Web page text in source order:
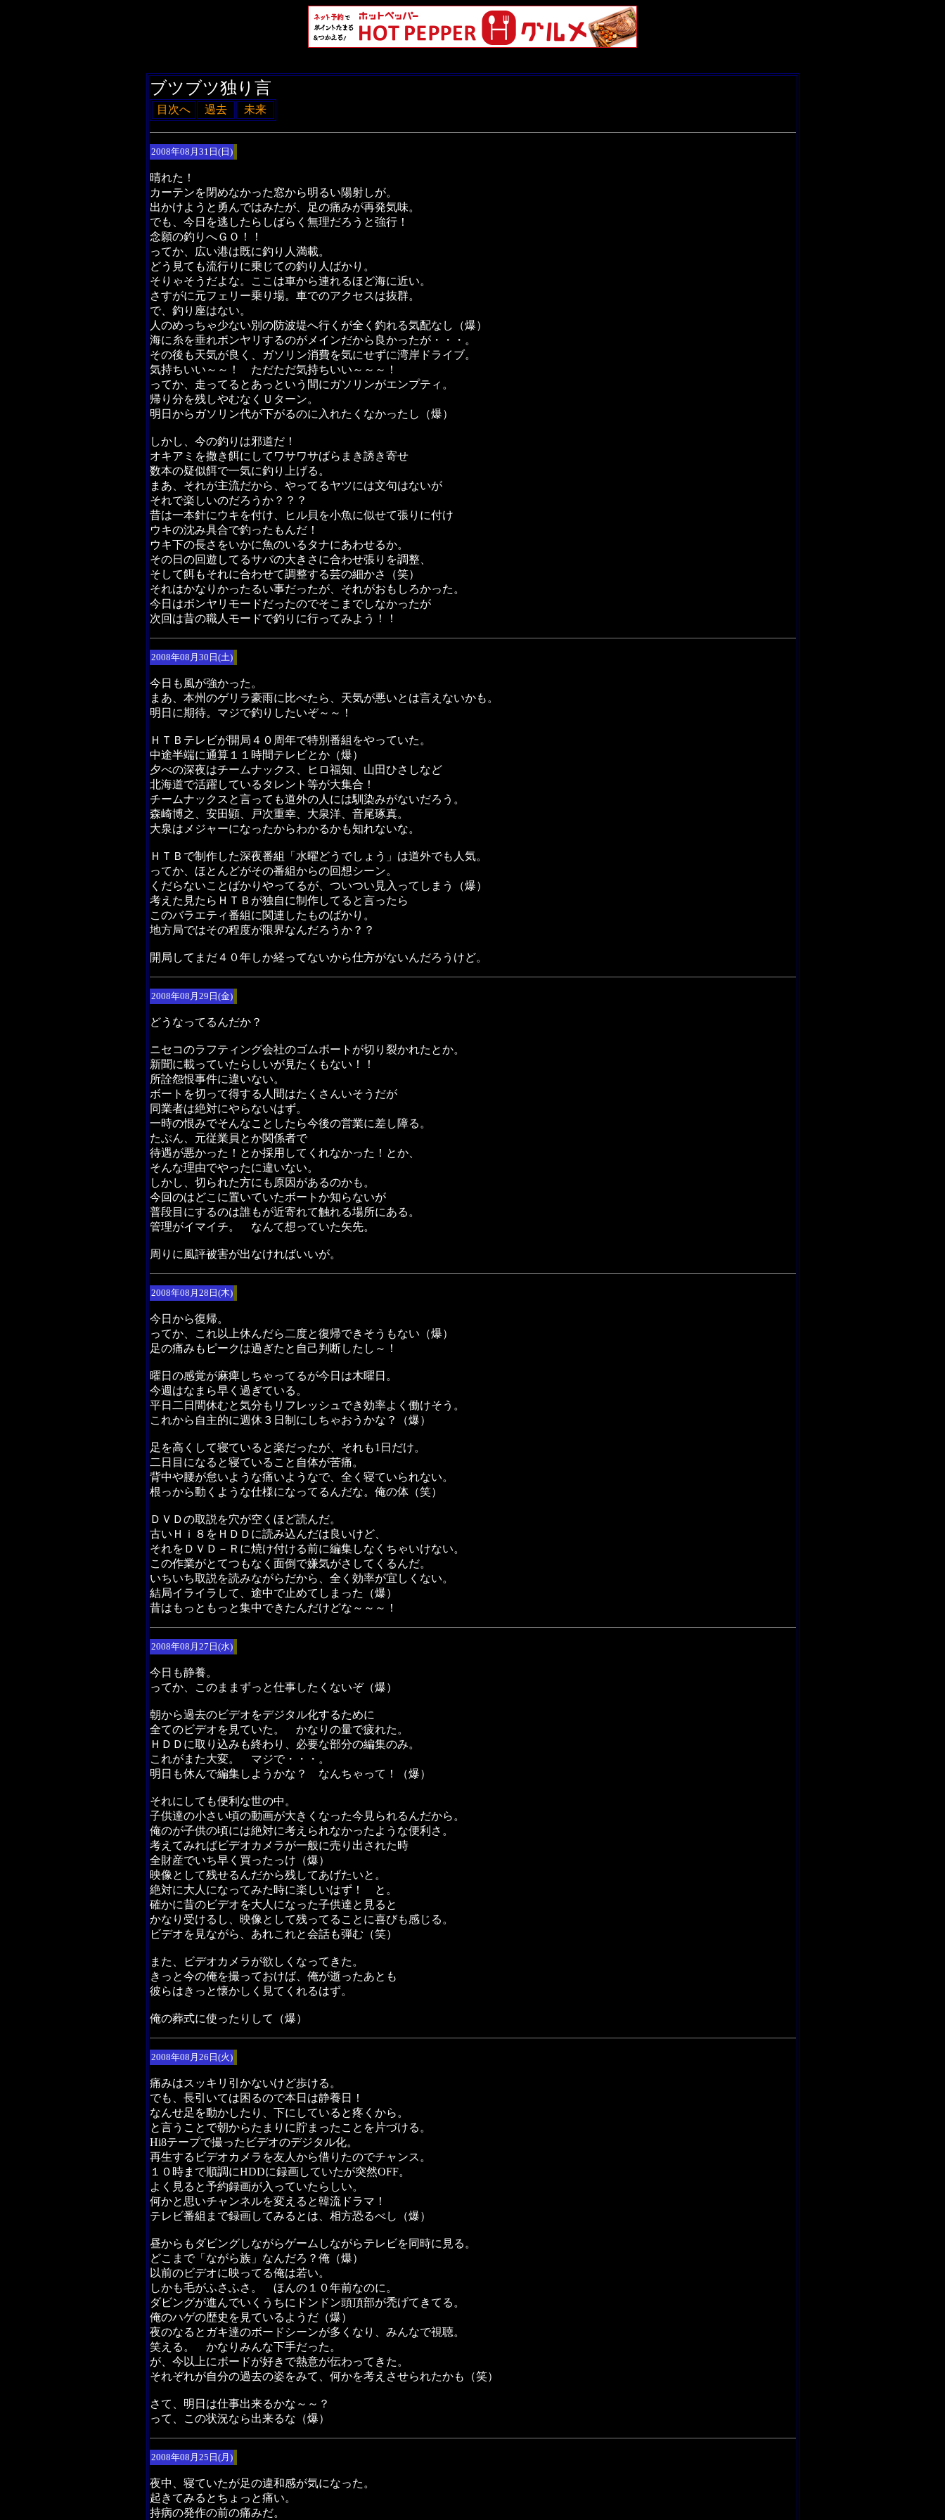
ブツブツ独り言
目次へ 過去 未来
2008年08月31日(日)
晴れた！
カーテンを閉めなかった窓から明るい陽射しが。
出かけようと勇んではみたが、足の痛みが再発気味。
でも、今日を逃したらしばらく無理だろうと強行！
念願の釣りへＧＯ！！
ってか、広い港は既に釣り人満載。
どう見ても流行りに乗じての釣り人ばかり。
そりゃそうだよな。ここは車から連れるほど海に近い。
さすがに元フェリー乗り場。車でのアクセスは抜群。
で、釣り座はない。
人のめっちゃ少ない別の防波堤へ行くが全く釣れる気配なし（爆）
海に糸を垂れボンヤリするのがメインだから良かったが・・・。
その後も天気が良く、ガソリン消費を気にせずに湾岸ドライブ。
気持ちいい～～！ ただただ気持ちいい～～～！
ってか、走ってるとあっという間にガソリンがエンプティ。
帰り分を残しやむなくＵターン。
明日からガソリン代が下がるのに入れたくなかったし（爆）
しかし、今の釣りは邪道だ！
オキアミを撒き餌にしてワサワサばらまき誘き寄せ
数本の疑似餌で一気に釣り上げる。
まあ、それが主流だから、やってるヤツには文句はないが
それで楽しいのだろうか？？？
昔は一本針にウキを付け、ヒル貝を小魚に似せて張りに付け
ウキの沈み具合で釣ったもんだ！
ウキ下の長さをいかに魚のいるタナにあわせるか。
その日の回遊してるサバの大きさに合わせ張りを調整、
そして餌もそれに合わせて調整する芸の細かさ（笑）
それはかなりかったるい事だったが、それがおもしろかった。
今日はボンヤリモードだったのでそこまでしなかったが
次回は昔の職人モードで釣りに行ってみよう！！
2008年08月30日(土)
今日も風が強かった。
まあ、本州のゲリラ豪雨に比べたら、天気が悪いとは言えないかも。
明日に期待。マジで釣りしたいぞ～～！
ＨＴＢテレビが開局４０周年で特別番組をやっていた。
中途半端に通算１１時間テレビとか（爆）
夕べの深夜はチームナックス、ヒロ福知、山田ひさしなど
北海道で活躍しているタレント等が大集合！
チームナックスと言っても道外の人には馴染みがないだろう。
森崎博之、安田顕、戸次重幸、大泉洋、音尾琢真。
大泉はメジャーになったからわかるかも知れないな。
ＨＴＢで制作した深夜番組「水曜どうでしょう」は道外でも人気。
ってか、ほとんどがその番組からの回想シーン。
くだらないことばかりやってるが、ついつい見入ってしまう（爆）
考えた見たらＨＴＢが独自に制作してると言ったら
このバラエティ番組に関連したものばかり。
地方局ではその程度が限界なんだろうか？？
開局してまだ４０年しか経ってないから仕方がないんだろうけど。
2008年08月29日(金)
どうなってるんだか？
ニセコのラフティング会社のゴムボートが切り裂かれたとか。
新聞に載っていたらしいが見たくもない！！
所詮怨恨事件に違いない。
ボートを切って得する人間はたくさんいそうだが
同業者は絶対にやらないはず。
一時の恨みでそんなことしたら今後の営業に差し障る。
たぶん、元従業員とか関係者で
待遇が悪かった！とか採用してくれなかった！とか、
そんな理由でやったに違いない。
しかし、切られた方にも原因があるのかも。
今回のはどこに置いていたボートか知らないが
普段目にするのは誰もが近寄れて触れる場所にある。
管理がイマイチ。 なんて想っていた矢先。
周りに風評被害が出なければいいが。
2008年08月28日(木)
今日から復帰。
ってか、これ以上休んだら二度と復帰できそうもない（爆）
足の痛みもピークは過ぎたと自己判断したし～！
曜日の感覚が麻痺しちゃってるが今日は木曜日。
今週はなまら早く過ぎている。
平日二日間休むと気分もリフレッシュでき効率よく働けそう。
これから自主的に週休３日制にしちゃおうかな？（爆）
足を高くして寝ていると楽だったが、それも1日だけ。
二日目になると寝ていること自体が苦痛。
背中や腰が怠いような痛いようなで、全く寝ていられない。
根っから動くような仕様になってるんだな。俺の体（笑）
ＤＶＤの取説を穴が空くほど読んだ。
古いＨｉ８をＨＤＤに読み込んだは良いけど、
それをＤＶＤ－Ｒに焼け付ける前に編集しなくちゃいけない。
この作業がとてつもなく面倒で嫌気がさしてくるんだ。
いちいち取説を読みながらだから、全く効率が宜しくない。
結局イライラして、途中で止めてしまった（爆）
昔はもっともっと集中できたんだけどな～～～！
2008年08月27日(水)
今日も静養。
ってか、このままずっと仕事したくないぞ（爆）
朝から過去のビデオをデジタル化するために
全てのビデオを見ていた。 かなりの量で疲れた。
ＨＤＤに取り込みも終わり、必要な部分の編集のみ。
これがまた大変。 マジで・・・。
明日も休んで編集しようかな？ なんちゃって！（爆）
それにしても便利な世の中。
子供達の小さい頃の動画が大きくなった今見られるんだから。
俺のが子供の頃には絶対に考えられなかったような便利さ。
考えてみればビデオカメラが一般に売り出された時
全財産でいち早く買ったっけ（爆）
映像として残せるんだから残してあげたいと。
絶対に大人になってみた時に楽しいはず！ と。
確かに昔のビデオを大人になった子供達と見ると
かなり受けるし、映像として残ってることに喜びも感じる。
ビデオを見ながら、あれこれと会話も弾む（笑）
また、ビデオカメラが欲しくなってきた。
きっと今の俺を撮っておけば、俺が逝ったあとも
彼らはきっと懐かしく見てくれるはず。
俺の葬式に使ったりして（爆）
2008年08月26日(火)
痛みはスッキリ引かないけど歩ける。
でも、長引いては困るので本日は静養日！
なんせ足を動かしたり、下にしていると疼くから。
と言うことで朝からたまりに貯まったことを片づける。
Hi8テープで撮ったビデオのデジタル化。
再生するビデオカメラを友人から借りたのでチャンス。
１０時まで順調にHDDに録画していたが突然OFF。
よく見ると予約録画が入っていたらしい。
何かと思いチャンネルを変えると韓流ドラマ！
テレビ番組まで録画してみるとは、相方恐るべし（爆）
昼からもダビングしながらゲームしながらテレビを同時に見る。
どこまで「ながら族」なんだろ？俺（爆）
以前のビデオに映ってる俺は若い。
しかも毛がふさふさ。 ほんの１０年前なのに。
ダビングが進んでいくうちにドンドン頭頂部が禿げてきてる。
俺のハゲの歴史を見ているようだ（爆）
夜のなるとガキ達のボードシーンが多くなり、みんなで視聴。
笑える。 かなりみんな下手だった。
が、今以上にボードが好きで熱意が伝わってきた。
それぞれが自分の過去の姿をみて、何かを考えさせられたかも（笑）
さて、明日は仕事出来るかな～～？
って、この状況なら出来るな（爆）
2008年08月25日(月)
夜中、寝ていたが足の違和感が気になった。
起きてみるとちょっと痛い。
持病の発作の前の痛みだ。